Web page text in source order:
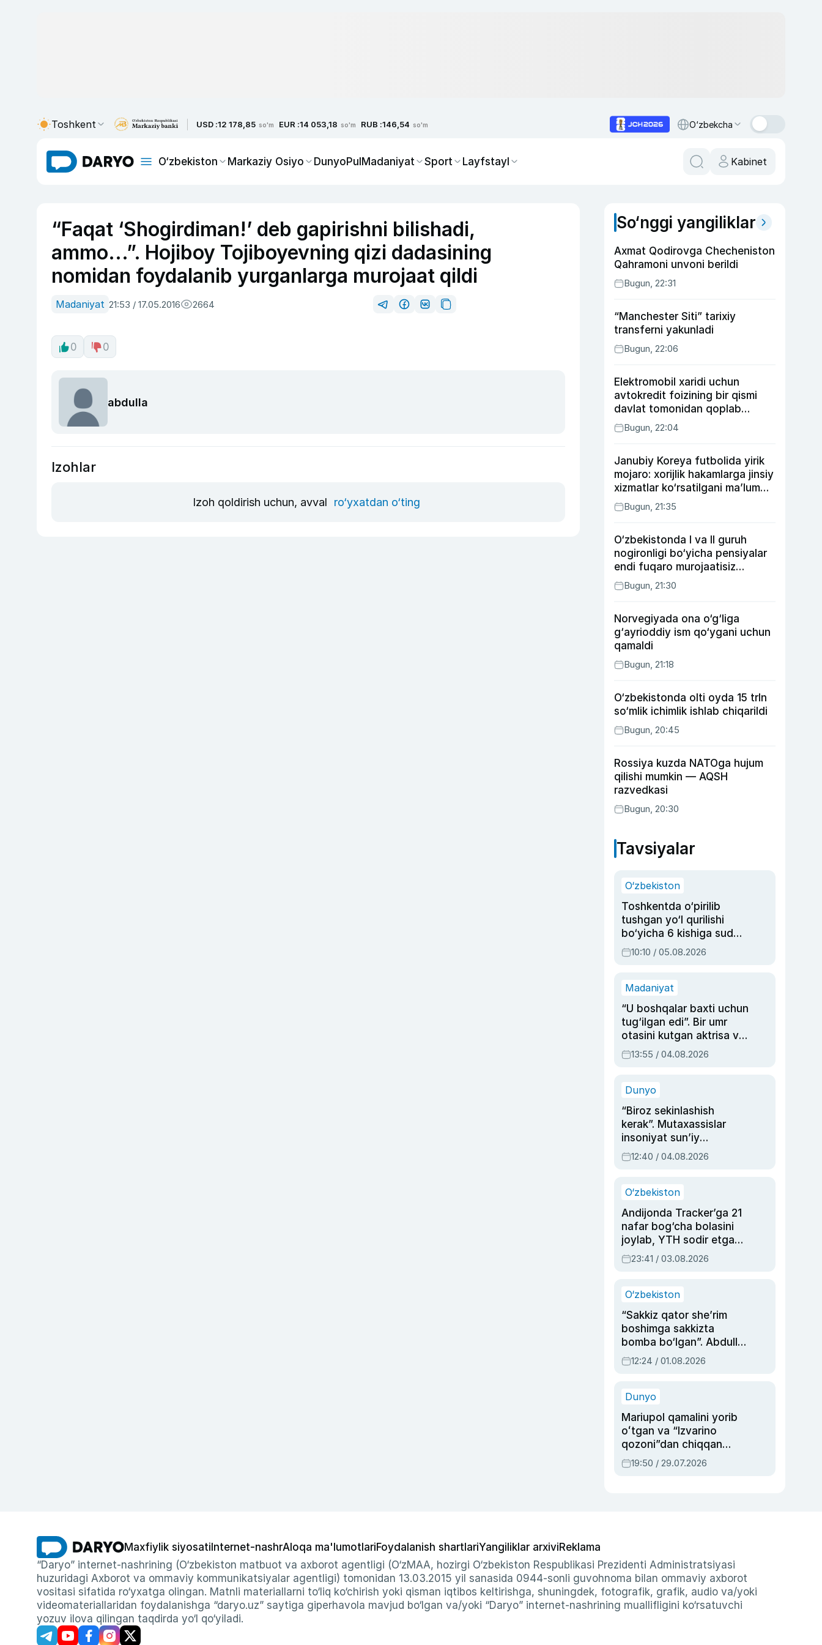
Toshkent USD :12 178,85 so'm EUR :14 053,18 so'm RUB :146,54 so'm O‘zbekcha
O‘zbekiston Markaziy Osiyo DunyoPulMadaniyat Sport Layfstayl Kabinet
“Faqat ‘Shogirdiman!’ deb gapirishni bilishadi,
ammo...”. Hojiboy Tojiboyevning qizi dadasining
nomidan foydalanib yurganlarga murojaat qildi
Madaniyat 21:53 / 17.05.2016 2664
0 0
abdulla
Izohlar
Izoh qoldirish uchun, avval ro‘yxatdan o‘ting
So‘nggi yangiliklar
Axmat Qodirovga Checheniston
Qahramoni unvoni berildi
Bugun, 22:31
“Manchester Siti” tarixiy
transferni yakunladi
Bugun, 22:06
Elektromobil xaridi uchun
avtokredit foizining bir qismi
davlat tomonidan qoplab
berilishi mumkin
Bugun, 22:04
Janubiy Koreya futbolida yirik
mojaro: xorijlik hakamlarga jinsiy
xizmatlar ko‘rsatilgani ma’lum
qilindi
Bugun, 21:35
O‘zbekistonda I va II guruh
nogironligi bo‘yicha pensiyalar
endi fuqaro murojaatisiz
tayinlanishi mumkin
Bugun, 21:30
Norvegiyada ona o‘g‘liga
g‘ayrioddiy ism qo‘ygani uchun
qamaldi
Bugun, 21:18
O‘zbekistonda olti oyda 15 trln
so‘mlik ichimlik ishlab chiqarildi
Bugun, 20:45
Rossiya kuzda NATOga hujum
qilishi mumkin — AQSH
razvedkasi
Bugun, 20:30
Tavsiyalar
O‘zbekiston
Toshkentda o‘pirilib
tushgan yo‘l qurilishi
bo‘yicha 6 kishiga sud
hukmi o‘qildi
10:10 / 05.08.2026
Madaniyat
“U boshqalar baxti uchun
tug‘ilgan edi”. Bir umr
otasini kutgan aktrisa va
dublyaj ustasi Rimma
Ahmedovaning
13:55 / 04.08.2026
Dunyo
“Biroz sekinlashish
kerak”. Mutaxassislar
insoniyat sun’iy
intellektni boshqara
olmay qolishidan xavotir
12:40 / 04.08.2026
O‘zbekiston
Andijonda Tracker’ga 21
nafar bog‘cha bolasini
joylab, YTH sodir etgan
ayolga sud hukmi o‘qildi
23:41 / 03.08.2026
O‘zbekiston
“Sakkiz qator she’rim
boshimga sakkizta
bomba bo‘lgan”. Abdulla
Oripovni siyosiy
ayblovlardan asrab
12:24 / 01.08.2026
Dunyo
Mariupol qamalini yorib
oʻtgan va “Izvarino
qozoni”dan chiqqan
qahramon — Ukraina
armiyasi bosh
19:50 / 29.07.2026
Maxfiylik siyosati Internet-nashrAloqa ma'lumotlariFoydalanish shartlariYangiliklar arxiviReklama
“Daryo” internet-nashrining (O‘zbekiston matbuot va axborot agentligi (O‘zMAA, hozirgi O‘zbekiston Respublikasi Prezidenti Administratsiyasi
huzuridagi Axborot va ommaviy kommunikatsiyalar agentligi) tomonidan 13.03.2015 yil sanasida 0944-sonli guvohnoma bilan ommaviy axborot
vositasi sifatida ro‘yxatga olingan. Matnli materiallarni to‘liq ko‘chirish yoki qisman iqtibos keltirishga, shuningdek, fotografik, grafik, audio va/yoki
videomateriallaridan foydalanishga “daryo.uz” saytiga giperhavola mavjud bo‘lgan va/yoki “Daryo” internet-nashrining muallifligini ko‘rsatuvchi
yozuv ilova qilingan taqdirda yo‘l qo‘yiladi.